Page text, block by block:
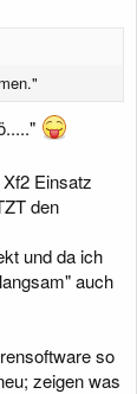
Einsatz
den
und da ich
auch
so
zeigen was